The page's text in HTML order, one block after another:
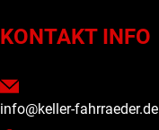
KONTAKT INFO
info@keller-fahrraeder.de